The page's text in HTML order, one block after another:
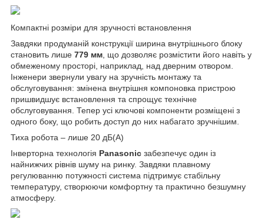
Компактні розміри для зручності встановлення
Завдяки продуманій конструкції ширина внутрішнього блоку
становить лише 779 мм , що дозволяє розмістити його навіть у
обмеженому просторі, наприклад, над дверним отвором.
Інженери звернули увагу на зручність монтажу та
обслуговування: змінена внутрішня компоновка пристрою
пришвидшує встановлення та спрощує технічне
обслуговування. Тепер усі ключові компоненти розміщені з
одного боку, що робить доступ до них набагато зручнішим.
Тиха робота – лише 20 дБ(A)
Інверторна технологія Panasonic забезпечує один із
найнижчих рівнів шуму на ринку. Завдяки плавному
регулюванню потужності система підтримує стабільну
температуру, створюючи комфортну та практично безшумну
атмосферу.